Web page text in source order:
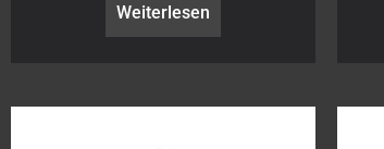
Weiterlesen